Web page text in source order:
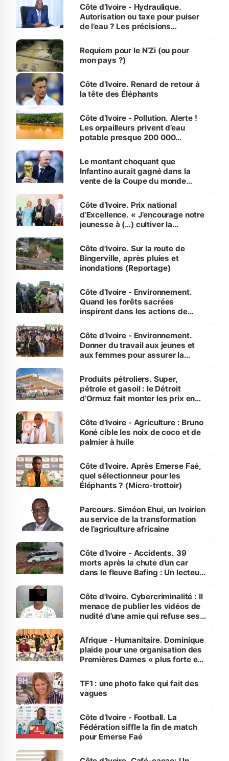
Côte d’Ivoire - Hydraulique.
Autorisation ou taxe pour puiser
de l’eau ? Les précisions
Requiem pour le N’Zi (ou pour
mon pays ?)
Côte d’Ivoire. Renard de retour à
la tête des Éléphants
Côte d’Ivoire - Pollution. Alerte !
Les orpailleurs privent d’eau
potable presque 200 000
Le montant choquant que
Infantino aurait gagné dans la
vente de la Coupe du monde
Côte d’Ivoire. Prix national
d’Excellence. « J’encourage notre
jeunesse à (…) cultiver la
(Alassane Ouattara
Côte d'Ivoire. Sur la route de
Bingerville, après pluies et
inondations (Reportage)
Côte d’Ivoire - Environnement.
Quand les forêts sacrées
inspirent dans les actions de
Côte d’Ivoire - Environnement.
Donner du travail aux jeunes et
aux femmes pour assurer la
menacées
Produits pétroliers. Super,
pétrole et gasoil : le Détroit
d’Ormuz fait monter les prix en
Côte d’Ivoire - Agriculture : Bruno
Koné cible les noix de coco et de
palmier à huile
Côte d’Ivoire. Après Emerse Faé,
quel sélectionneur pour les
Éléphants ? (Micro-trottoir)
Parcours. Siméon Ehui, un Ivoirien
au service de la transformation
de l’agriculture africaine
Côte d’Ivoire - Accidents. 39
morts après la chute d’un car
dans le fleuve Bafing : Un lecteur
des Transports
Côte d'Ivoire. Cybercriminalité : Il
menace de publier les vidéos de
nudité d’une amie qui refuse ses
Afrique - Humanitaire. Dominique
plaide pour une organisation des
Premières Dames « plus forte et
sur la scène internationale »
TF1 : une photo fake qui fait des
vagues
Côte d’Ivoire - Football. La
Fédération siffle la fin de match
pour Emerse Faé